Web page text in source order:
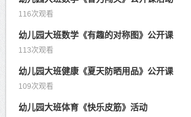
116次观看
幼儿园大班数学《有趣的对称图》公开课
113次观看
幼儿园大班健康《夏天防晒用品》公开课
109次观看
幼儿园大班体育《快乐皮筋》活动